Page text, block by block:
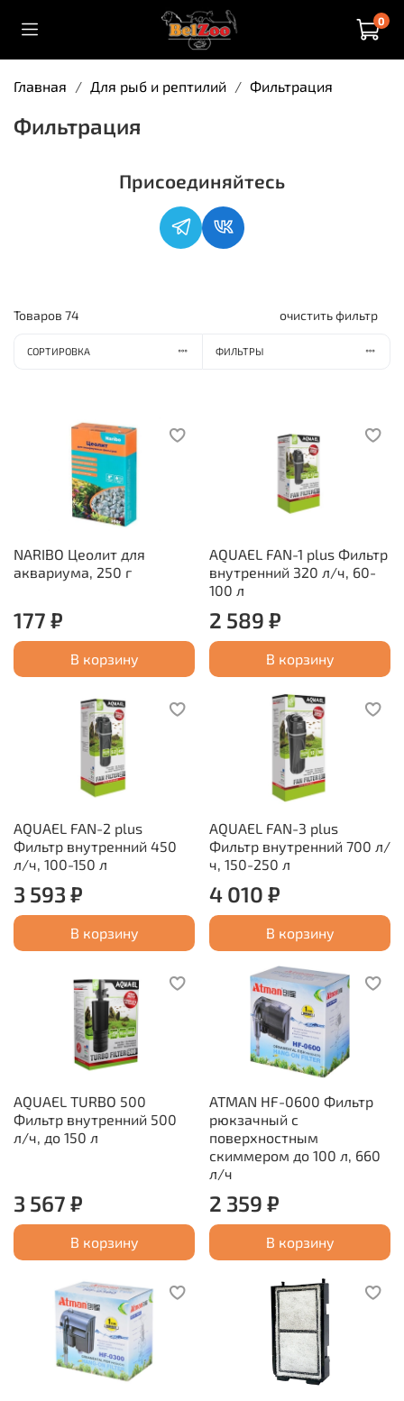
0
Главная Для рыб и рептилий Фильтрация
Фильтрация
Товаров 74 очистить фильтр
СОРТИРОВКА ФИЛЬТРЫ
NARIBO Цеолит для
аквариума, 250 г
177 ₽
В корзину
AQUAEL FAN-1 plus Фильтр
внутренний 320 л/ч, 60-
100 л
2 589 ₽
В корзину
AQUAEL FAN-2 plus
Фильтр внутренний 450
л/ч, 100-150 л
3 593 ₽
В корзину
AQUAEL FAN-3 plus
Фильтр внутренний 700 л/
ч, 150-250 л
4 010 ₽
В корзину
AQUAEL TURBO 500
Фильтр внутренний 500
л/ч, до 150 л
3 567 ₽
В корзину
ATMAN HF-0600 Фильтр
рюкзачный с
поверхностным
скиммером до 100 л, 660
л/ч
2 359 ₽
В корзину
Присоединяйтесь